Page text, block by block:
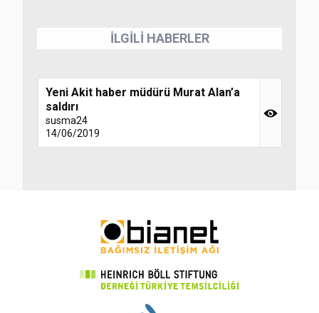
İLGİLİ HABERLER
Yeni Akit haber müdürü Murat Alan’a
saldırı
susma24
14/06/2019